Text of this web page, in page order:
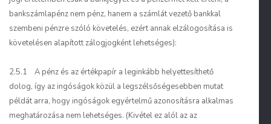
bankszámlapénz nem pénz, hanem a számlát vezető bankkal
szembeni pénzre szóló követelés, ezért annak elzálogosítása is
követelésen alapított zálogjogként lehetséges):
2.5.1 A pénz és az értékpapír a leginkább helyettesíthető
dolog, így az ingóságok közül a legszélsőségesebben mutat
példát arra, hogy ingóságok egyértelmű azonosításra alkalmas
meghatározása nem lehetséges. (Kivétel ez alól az az